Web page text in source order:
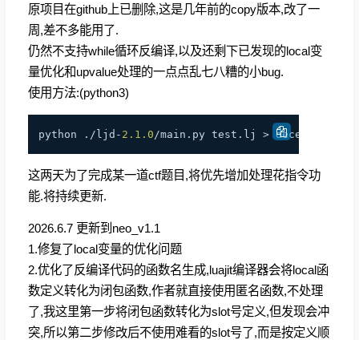
原项目在github上已删除,这是几年前的copy版本,改了一
周,差不多能用了.
仍然不支持while循环反编译,以及还剩下已发现的local变
量优化和upvalue处理的一点点乱七八糟的小bug.
使用方法:(python3)
python ./ljd-2.1 .0
这两天为了完成某一道ctf题目,将优先增加处理花指令功
能.将持续更新.
2026.6.7 更新到neo_v1.1
1.修复了local变量的优化问题
2.优化了反编译代码的函数名生成,luajit编译器会将local函
数定义转化为闭包函数,作者就直接使用匿名函数,不处理
了,我这里第一步将闭包函数转化为slot号定义,但发现会冲
突,所以第二步修改后不使用难看的slot号了,而是按定义顺